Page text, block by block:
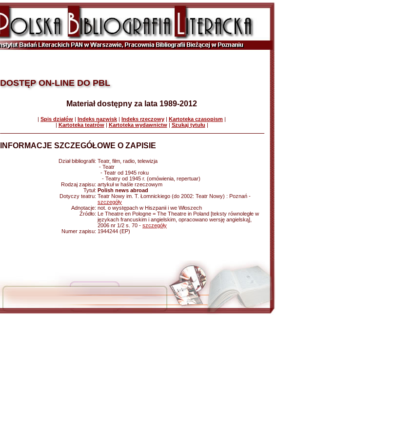
DOSTĘP ON-LINE DO PBL
Materiał dostępny za lata 1989-2012
| Spis działów | Indeks nazwisk | Indeks rzeczowy | Kartoteka czasopism |
| Kartoteka teatrów| Kartoteka wydawnictw| Szukaj tytułu |
INFORMACJE SZCZEGÓŁOWE O ZAPISIE
Dział bibliografii: Teatr, film, radio, telewizja
- Teatr
- Teatr od 1945 roku
- Teatry od 1945 r. (omówienia, repertuar)
Rodzaj zapisu: artykuł w haśle rzeczowym
Tytuł: Polish news abroad
Dotyczy teatru: Teatr Nowy im. T. Łomnickiego (do 2002: Teatr Nowy) : Poznań -
szczegóły
Adnotacje: not. o występach w Hiszpanii i we Włoszech
Źródło: Le Theatre en Pologne = The Theatre in Poland [teksty równoległe w
językach francuskim i angielskim, opracowano wersję angielską],
2006 nr 1/2 s. 70 - szczegóły
Numer zapisu: 1944244 (EP)